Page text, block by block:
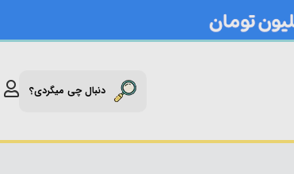
دنبال چی میگردی؟